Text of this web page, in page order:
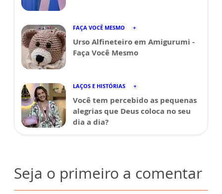
FAÇA VOCÊ MESMO
Urso Alfineteiro em Amigurumi -
Faça Você Mesmo
LAÇOS E HISTÓRIAS
Você tem percebido as pequenas
alegrias que Deus coloca no seu
dia a dia?
Seja o primeiro a comentar